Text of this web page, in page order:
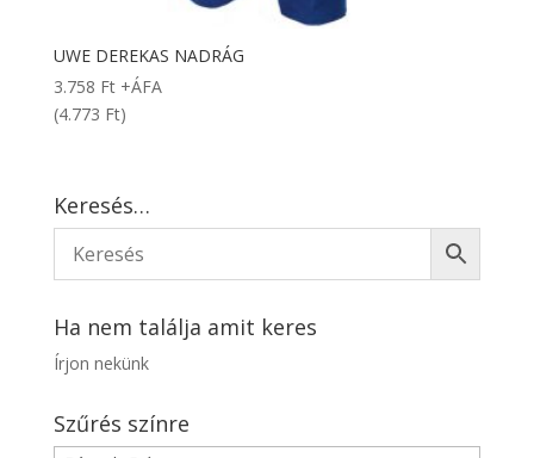
UWE DEREKAS NADRÁG
3.758 Ft +ÁFA
(4.773 Ft)
Keresés…
Ha nem találja amit keres
Írjon nekünk
Szűrés színre